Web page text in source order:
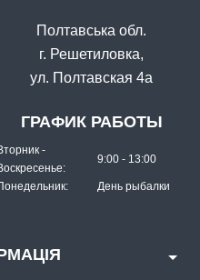
Полтавська обл.
г. Решетиловка,
ул. Полтавская 4а
ГРАФИК РАБОТЫ
-
9:00 - 13:00
День рыбалки